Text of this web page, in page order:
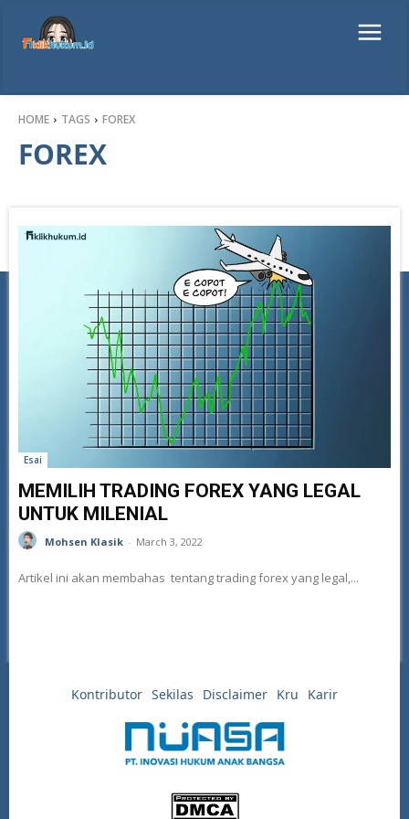
HOME TAGS FOREX
FOREX
Esai
MEMILIH TRADING FOREX YANG LEGAL
UNTUK MILENIAL
Mohsen Klasik - March 3, 2022
Artikel ini akan membahas tentang trading forex yang legal,...
Kontributor Sekilas Disclaimer Kru Karir